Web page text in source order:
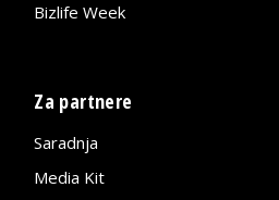
Bizlife Week
Za partnere
Saradnja
Media Kit